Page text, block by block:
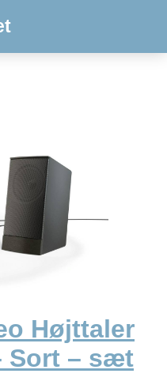
Højttaler
Sort – sæt